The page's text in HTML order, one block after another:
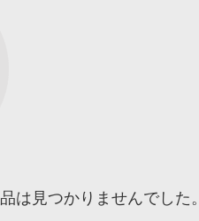
は見つかりませんでした。